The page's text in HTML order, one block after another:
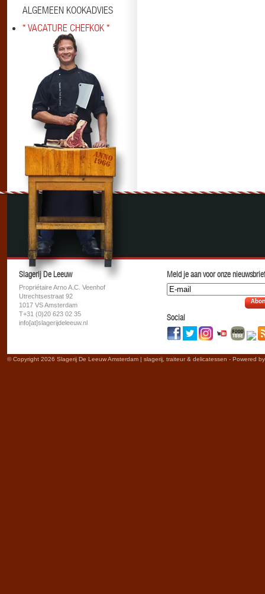
ALGEMEEN KOOKADVIES
* VACATURE CHEFKOK *
Slagerij De Leeuw
Propriétaire Arno A.C. Veenhof
Utrechtsestraat 92
1017 VS Amsterdam
T+31 (0)20 623 02 35
info[at]slagerijdeleeuw.nl
Meld je aan voor onze
Social
© Copyright 2026 Slagerij De Leeuw Amsterdam | slagerij, traiteur & delicatessen - Powered